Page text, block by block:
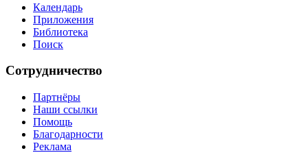
Календарь
Приложения
Библиотека
Поиск
Сотрудничество
Партнёры
Наши ссылки
Помощь
Благодарности
Реклама